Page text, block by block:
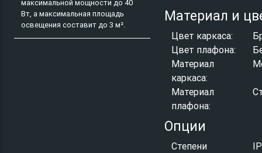
максимальной мощности до 40
Вт, а максимальная площадь
освещения составит до 3 м².
Материал и
Цвет каркаса:
Цвет плафона:
Материал
каркаса:
Материал
плафона:
Опции
Степени